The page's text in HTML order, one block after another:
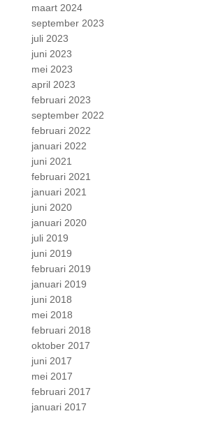
maart 2024
september 2023
juli 2023
juni 2023
mei 2023
april 2023
februari 2023
september 2022
februari 2022
januari 2022
juni 2021
februari 2021
januari 2021
juni 2020
januari 2020
juli 2019
juni 2019
februari 2019
januari 2019
juni 2018
mei 2018
februari 2018
oktober 2017
juni 2017
mei 2017
februari 2017
januari 2017